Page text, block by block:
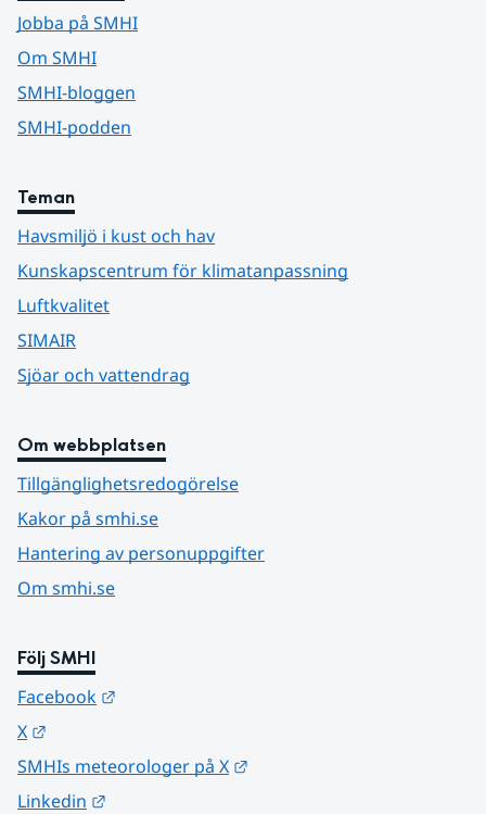
Jobba på SMHI
Om SMHI
SMHI-bloggen
SMHI-podden
Teman
Havsmiljö i kust och hav
Kunskapscentrum för klimatanpassning
Luftkvalitet
SIMAIR
Sjöar och vattendrag
Om webbplatsen
Tillgänglighetsredogörelse
Kakor på smhi.se
Hantering av personuppgifter
Om smhi.se
Följ SMHI
Facebook
X
SMHIs meteorologer på X
Linkedin